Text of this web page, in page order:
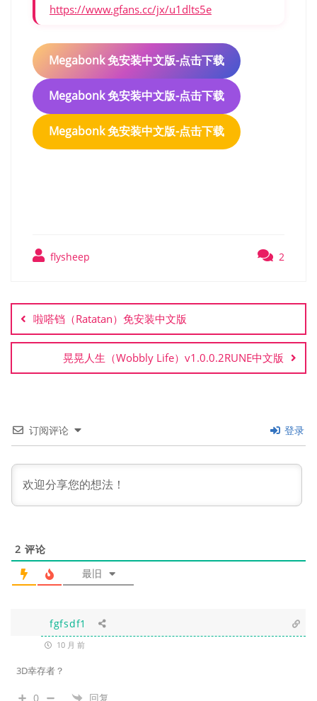
https://www.gfans.cc/jx/u1dlts5e
Megabonk 免安装中文版-点击下载
Megabonk 免安装中文版-点击下载
Megabonk 免安装中文版-点击下载
flysheep 2
章
导
航
啦嗒铛（Ratatan）免安装中文版
晃晃人生（Wobbly Life）v1.0.0.2RUNE中文版
订阅评论 登录
2 评论
最旧
fgfsdf1
10 月 前
3D幸存者？
0 回复